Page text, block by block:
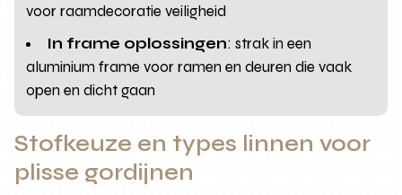
voor raamdecoratie veiligheid
In frame oplossingen: strak in een
aluminium frame voor ramen en deuren die vaak
open en dicht gaan
Stofkeuze en types linnen voor
plisse gordijnen